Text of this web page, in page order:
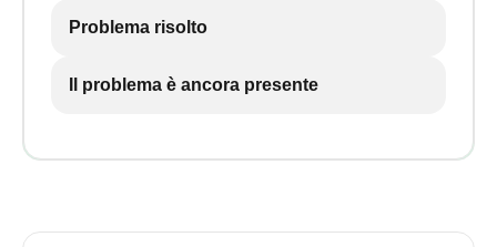
Problema risolto
Il problema è ancora presente